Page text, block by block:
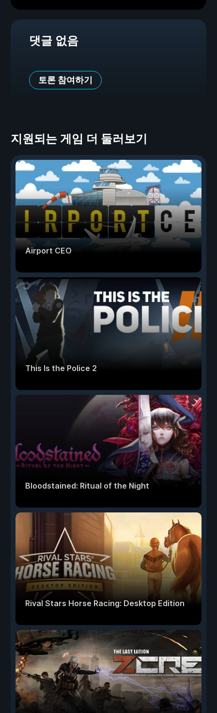
댓글 없음
토론 참여하기
지원되는 게임 더 둘러보기
Airport CEO
This Is the Police 2
Bloodstained: Ritual of the Night
Rival Stars Horse Racing: Desktop Edition